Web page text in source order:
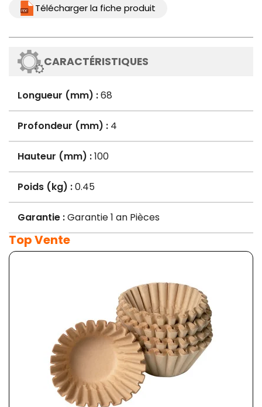
Télécharger la fiche produit
CARACTÉRISTIQUES
Longueur (mm) :68
Profondeur (mm) : 4
Hauteur (mm) :100
Poids (kg) :0.45
Garantie :Garantie 1 an Pièces
Top Vente